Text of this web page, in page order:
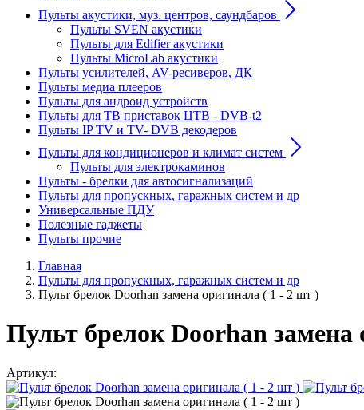
Пульты акустики, муз. центров, саундбаров
Пульты SVEN акустики
Пульты для Edifier акустики
Пульты MicroLab акустики
Пульты усилителей, AV-ресиверов, ДК
Пульты медиа плееров
Пульты для андроид устройств
Пульты для ТВ приставок ЦТВ - DVB-t2
Пульты IP TV и TV- DVB декодеров
Пульты для кондиционеров и климат систем
Пульты для электрокаминов
Пульты - брелки для автосигнализаций
Пульты для пропускных, гаражных систем и др
Универсальные ПДУ
Полезные гаджеты
Пульты прочие
Главная
Пульты для пропускных, гаражных систем и др
Пульт брелок Doorhan замена оригинала ( 1 - 2 шт )
Пульт брелок Doorhan
Артикул: